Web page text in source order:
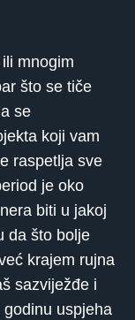
mnogim
što se tiče
se
koji vam
raspetlja sve
je oko
biti u jakoj
da što bolje
krajem rujna
sazviježđe i
uspjeha